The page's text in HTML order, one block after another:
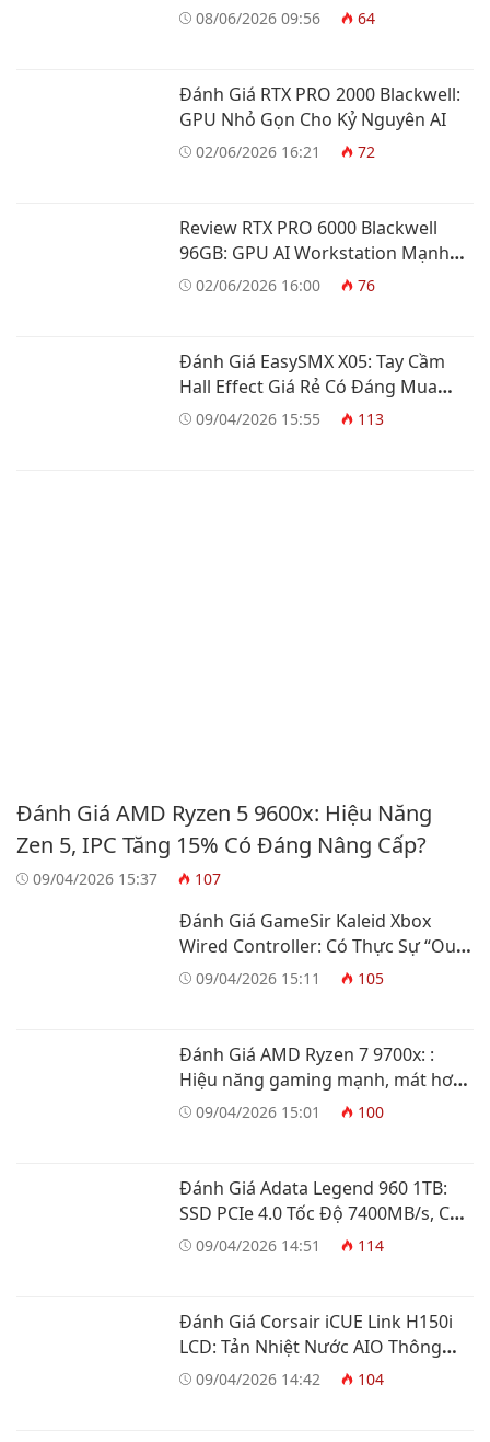
08/06/2026 09:56 64
Đánh Giá RTX PRO 2000 Blackwell:
GPU Nhỏ Gọn Cho Kỷ Nguyên AI
02/06/2026 16:21 72
Review RTX PRO 6000 Blackwell
96GB: GPU AI Workstation Mạnh
Nhất
02/06/2026 16:00 76
Đánh Giá EasySMX X05: Tay Cầm
Hall Effect Giá Rẻ Có Đáng Mua
Không?
09/04/2026 15:55 113
Đánh Giá AMD Ryzen 5 9600x: Hiệu Năng
Zen 5, IPC Tăng 15% Có Đáng Nâng Cấp?
09/04/2026 15:37 107
Đánh Giá GameSir Kaleid Xbox
Wired Controller: Có Thực Sự “Out
Trình” Tay Cầm Xbox?
09/04/2026 15:11 105
Đánh Giá AMD Ryzen 7 9700x: :
Hiệu năng gaming mạnh, mát hơn
và tiết kiệm điện
09/04/2026 15:01 100
Đánh Giá Adata Legend 960 1TB:
SSD PCIe 4.0 Tốc Độ 7400MB/s, Có
Đáng Mua?
09/04/2026 14:51 114
Đánh Giá Corsair iCUE Link H150i
LCD: Tản Nhiệt Nước AIO Thông
Minh
09/04/2026 14:42 104